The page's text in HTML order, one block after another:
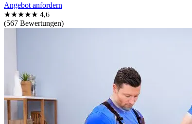
Angebot anfordern
★★★★★ 4,6
(567 Bewertungen)